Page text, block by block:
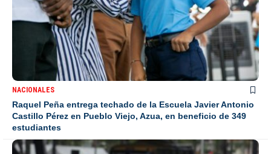
NACIONALES
Raquel Peña entrega techado de la Escuela Javier Antonio
Castillo Pérez en Pueblo Viejo, Azua, en beneficio de 349
estudiantes